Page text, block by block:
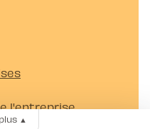
l'entreprise
▲